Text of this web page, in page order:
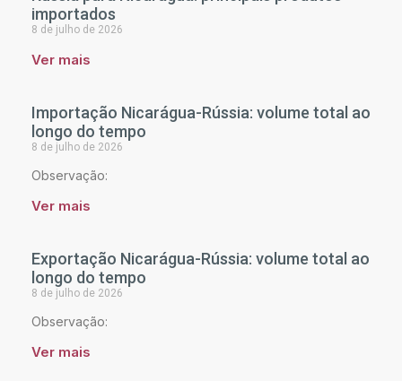
importados
8 de julho de 2026
Ver mais
Importação Nicarágua-Rússia: volume total ao
longo do tempo
8 de julho de 2026
Observação:
Ver mais
Exportação Nicarágua-Rússia: volume total ao
longo do tempo
8 de julho de 2026
Observação:
Ver mais